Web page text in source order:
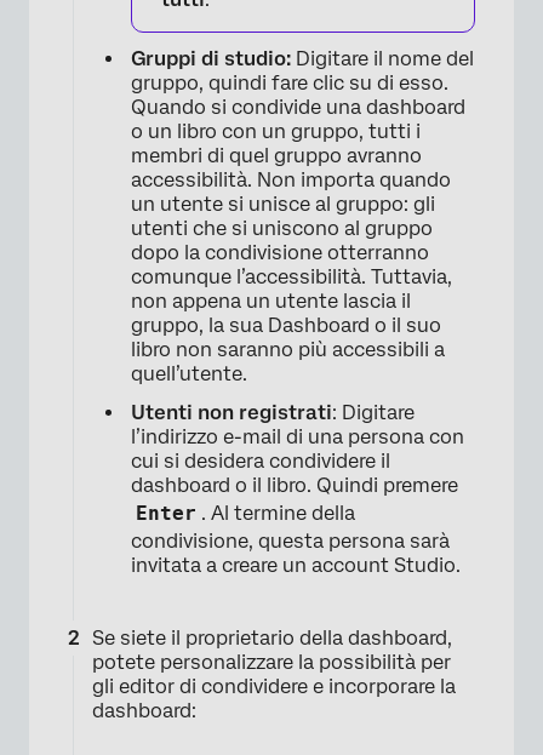
×
Gruppi di studio: Digitare il nome del
gruppo, quindi fare clic su di esso.
Quando si condivide una dashboard
o un libro con un gruppo, tutti i
membri di quel gruppo avranno
accessibilità. Non importa quando
un utente si unisce al gruppo: gli
utenti che si uniscono al gruppo
dopo la condivisione otterranno
comunque l’accessibilità. Tuttavia,
non appena un utente lascia il
gruppo, la sua Dashboard o il suo
libro non saranno più accessibili a
quell’utente.
Utenti non registrati: Digitare
l’indirizzo e-mail di una persona con
cui si desidera condividere il
dashboard o il libro. Quindi premere
Enter . Al termine della
condivisione, questa persona sarà
invitata a creare un account Studio.
Se siete il proprietario della dashboard,
potete personalizzare la possibilità per
gli editor di condividere e incorporare la
dashboard: